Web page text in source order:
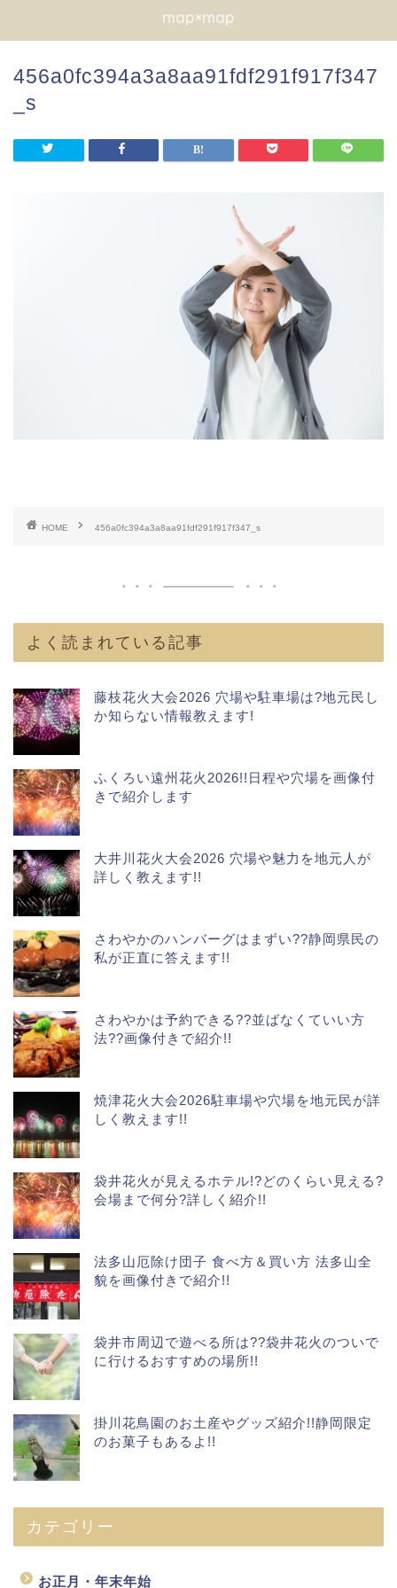
map×map
456a0fc394a3a8aa91fdf291f917f347
_s
HOME 456a0fc394a3a8aa91fdf291f917f347_s
よく読まれている記事
藤枝花火大会2026 穴場や駐車場は?地元民し
か知らない情報教えます!
ふくろい遠州花火2026!!日程や穴場を画像付
きで紹介します
大井川花火大会2026 穴場や魅力を地元人が
詳しく教えます!!
さわやかのハンバーグはまずい??静岡県民の
私が正直に答えます!!
さわやかは予約できる??並ばなくていい方
法??画像付きで紹介!!
焼津花火大会2026駐車場や穴場を地元民が詳
しく教えます!!
袋井花火が見えるホテル!?どのくらい見える?
会場まで何分?詳しく紹介!!
法多山厄除け団子 食べ方＆買い方 法多山全
貌を画像付きで紹介!!
袋井市周辺で遊べる所は??袋井花火のついで
に行けるおすすめの場所!!
掛川花鳥園のお土産やグッズ紹介!!静岡限定
のお菓子もあるよ!!
カテゴリー
お正月・年末年始